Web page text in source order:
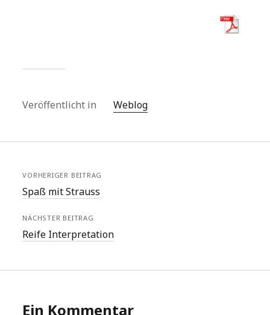
Veröffentlicht in Weblog
VORHERIGER BEITRAG
Spaß mit Strauss
NÄCHSTER BEITRAG
Reife Interpretation
Ein Kommentar